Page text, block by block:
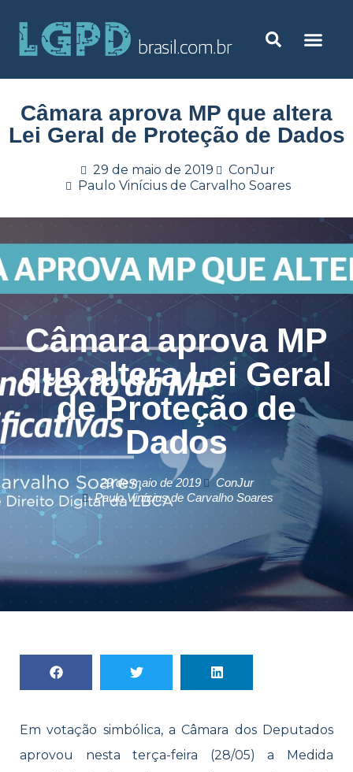
Câmara aprova MP que altera
Lei Geral de Proteção de Dados
29 de maio de 2019
ConJur
Paulo Vinícius de Carvalho Soares
Câmara aprova MP
que altera Lei Geral
de Proteção de
Dados
29 de maio de 2019
ConJur
Paulo Vinícius de Carvalho Soares
Em votação simbólica, a Câmara dos Deputados
aprovou nesta terça-feira (28/05) a Medida